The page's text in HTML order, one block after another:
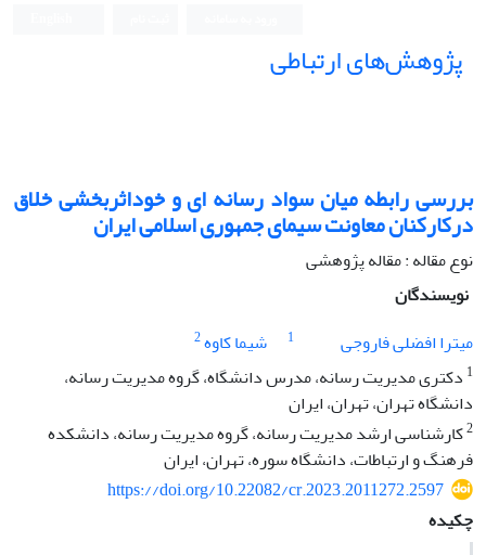
پژوهش‌های ارتباطی
بررسی رابطه میان سواد رسانه ای و خوداثربخشی خلاق
درکارکنان معاونت سیمای جمهوری اسلامی ایران
نوع مقاله : مقاله پژوهشی
نویسندگان
میترا افضلی فاروجی
1 شیما کاوه2
1 دکتری مدیریت رسانه، مدرس دانشگاه، گروه مدیریت رسانه،
دانشگاه تهران، تهران، ایران
2کارشناسی ارشد مدیریت رسانه، گروه مدیریت رسانه، دانشکده
فرهنگ و ارتباطات، دانشگاه سوره، تهران، ایران
https://doi.org/10.22082/cr.2023.2011272.2597
چکیده